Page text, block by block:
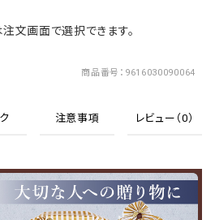
文画面で選択できます。
商品番号 9616030090064
注意事項 レビュー（0）